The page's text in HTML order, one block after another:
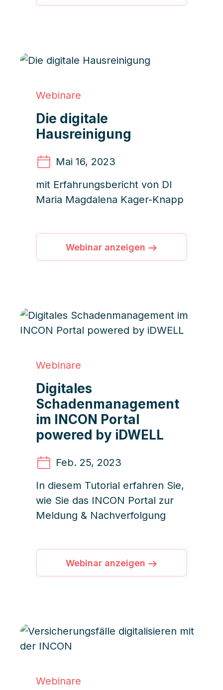
Webinare
Die digitale
Hausreinigung
Mai 16, 2023
mit Erfahrungsbericht von DI
Maria Magdalena Kager-Knapp
Webinar anzeigen
Webinare
Digitales
Schadenmanagement
im INCON Portal
powered by iDWELL
Feb. 25, 2023
In diesem Tutorial erfahren Sie,
wie Sie das INCON Portal zur
Meldung & Nachverfolgung
Webinar anzeigen
Webinare